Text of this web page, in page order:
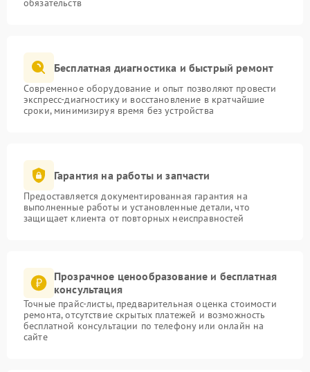
обязательств
Бесплатная диагностика и быстрый ремонт
Современное оборудование и опыт позволяют провести
экспресс-диагностику и восстановление в кратчайшие
сроки, минимизируя время без устройства
Гарантия на работы и запчасти
Предоставляется документированная гарантия на
выполненные работы и установленные детали, что
защищает клиента от повторных неисправностей
Прозрачное ценообразование и бесплатная
консультация
Точные прайс-листы, предварительная оценка стоимости
ремонта, отсутствие скрытых платежей и возможность
бесплатной консультации по телефону или онлайн на
сайте